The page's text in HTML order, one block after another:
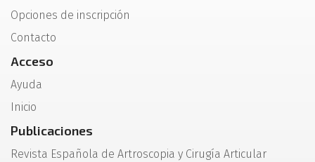
Opciones de inscripción
Contacto
Acceso
Ayuda
Inicio
Publicaciones
Revista Española de Artroscopia y Cirugía Articular